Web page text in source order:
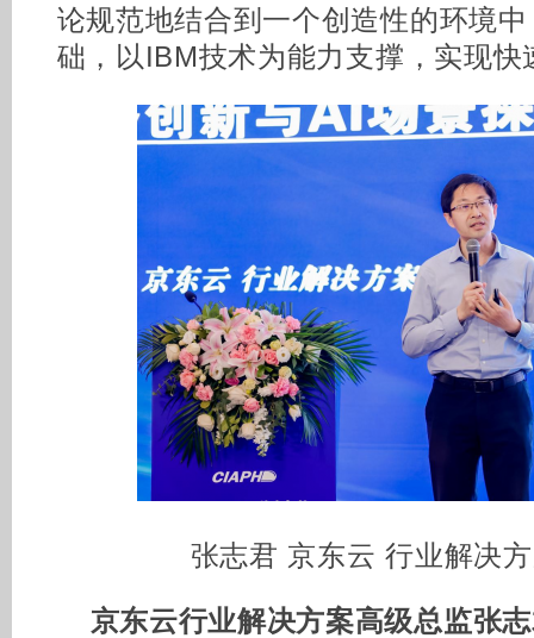
论规范地结合到一个创造性的环境
础，以IBM技术为能力支撑，实现快
张志君 京东云 行业解决
京东云行业解决方案高级总监张